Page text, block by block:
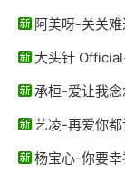
阿美呀-关关难过关
大头针 Official-
承桓-爱让我
艺凌-再爱你
杨宝心-你要